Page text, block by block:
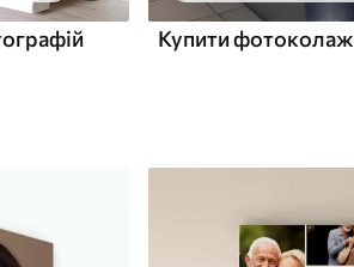
Купити фотоколаж